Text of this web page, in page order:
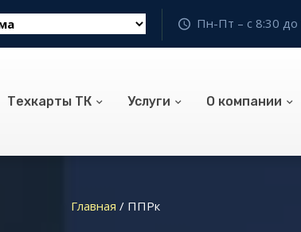
Пн-Пт – с 8:30 до
Техкарты ТК Услуги О компании
Главная / ППРк